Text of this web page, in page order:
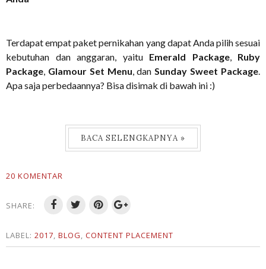
Terdapat empat paket pernikahan yang dapat Anda pilih sesuai
kebutuhan dan anggaran, yaitu Emerald Package, Ruby
Package, Glamour Set Menu, danSunday Sweet Package.
Apa saja perbedaannya? Bisa disimak di bawah ini :)
BACA SELENGKAPNYA »
20 KOMENTAR
SHARE:
LABEL: 2017, BLOG, CONTENT PLACEMENT